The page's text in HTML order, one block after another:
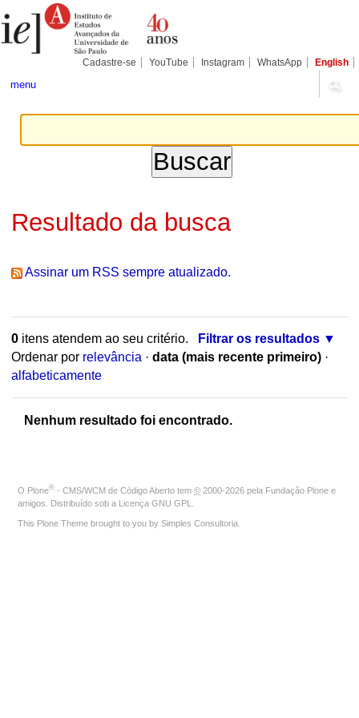
para
conteúdo.
Pessoais
Cadastre-se YouTube Instagram WhatsApp English
menu
Resultado da busca
Assinar um RSS sempre atualizado.
0itens atendem ao seu critério.
Filtrar os resultados
Ordenar por relevância · data (mais recente primeiro) ·
alfabeticamente
Nenhum resultado foi encontrado.
O Plone® - CMS/WCM de Código Aberto tem © 2000-2026 pela Fundação Plone e
amigos. Distribuído sob a Licença GNU GPL
This Plone Theme brought to you by Simples Consultoria